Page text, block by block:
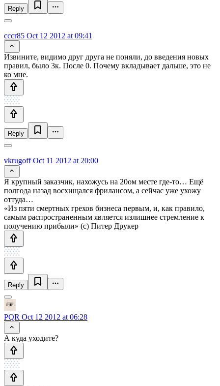
Reply
cccr85 Oct 12 2012 at 09:41
Извините, видимо друг друга не поняли, до введения новых
правил, было 3к. После 0. Почему вкладывает дальше, это не
ко мне.
Reply
vkrugoffOct 11 2012 at 20:00
Я крупный заказчик, нахожусь на 20ом месте где-то… Ещё
полгода назад восхищался фрилансом, а сейчас уже ухожу
оттуда…
«Из пяти смертных грехов бизнеса первым, и, как правило,
самым распространенным является излишнее стремление к
получению прибыли» (с) Питер Друкер
Reply
PQR Oct 12 2012 at 06:28
А куда уходите?